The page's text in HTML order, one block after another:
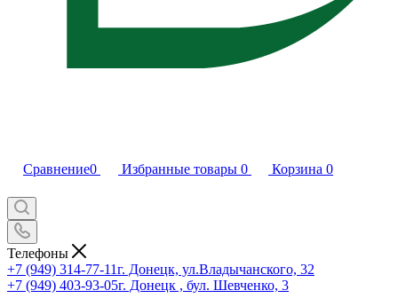
Сравнение0 Избранные товары 0 Корзина 0
Телефоны
+7 (949) 314-77-11г. Донецк, ул.Владычанского, 32
+7 (949) 403-93-05г. Донецк , бул. Шевченко, 3